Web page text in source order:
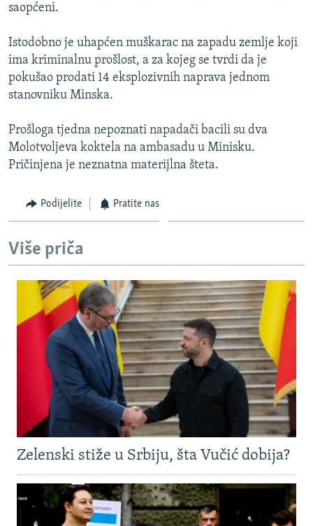
ISPRIČAJ MI
DNEVNO@RSE
SPECIJALI RSE
VIŠE OD NASLOVA
POPLAVE I KLIZIŠTA U BIH 2024.
TV LIBERTY
TRI DECENIJE OD RATA U BIH
SVE KARTE DEJTONA
NASTANAK I RASPAD JUGOSLAVIJE
Sve RFE/RL stranice
saopćeni.
Istodobno je uhapćen muškarac na zapadu zemlje koji
ima kriminalnu prošlost, a za kojeg se tvrdi da je
pokušao prodati 14 eksplozivnih naprava jednom
stanovniku Minska.
Prošloga tjedna nepoznati napadači bacili su dva
Molotvoljeva koktela na ambasadu u Minisku.
Pričinjena je neznatna materijlna šteta.
Podijelite Pratite nas
Više priča
Zelenski stiže u Srbiju, šta Vučić dobija?